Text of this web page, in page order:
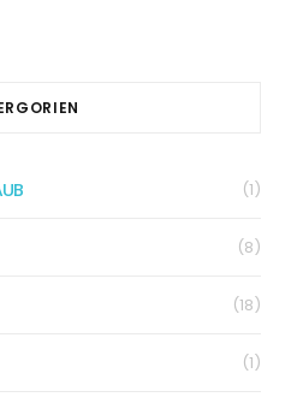
(1)
(8)
(18)
(1)